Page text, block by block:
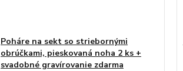
Poháre na sekt so striebornými
obrúčkami, pieskovaná noha 2 ks +
svadobné gravírovanie zdarma